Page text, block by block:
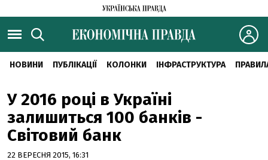
НОВИНИ ПУБЛІКАЦІЇ КОЛОНКИ ІНФРАСТРУКТУРА
У 2016 році в Україні
залишиться 100 банків -
Світовий банк
22 ВЕРЕСНЯ 2015, 16:31